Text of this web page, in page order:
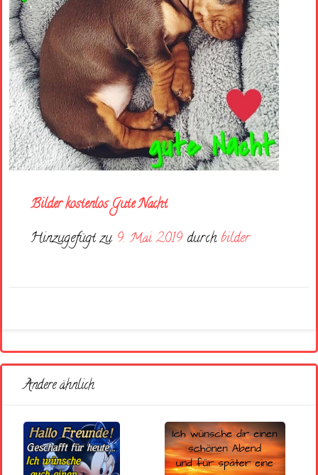
Bilder kostenlos Gute Nacht
Hinzugefügt zu 9. Mai 2019 durch bilder
Andere ähnlich